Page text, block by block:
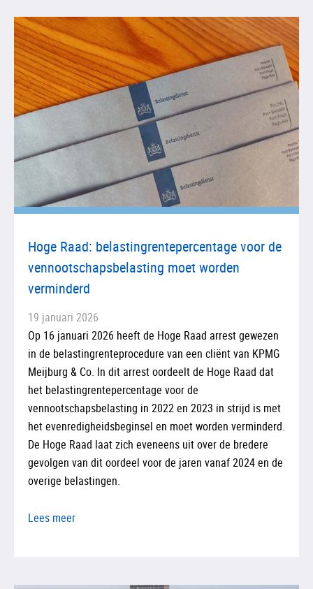
Hoge Raad: belastingrentepercentage voor de
vennootschapsbelasting moet worden
verminderd
19 januari 2026
Op 16 januari 2026 heeft de Hoge Raad arrest gewezen
in de belastingrenteprocedure van een cliënt van KPMG
Meijburg & Co. In dit arrest oordeelt de Hoge Raad dat
het belastingrentepercentage voor de
vennootschapsbelasting in 2022 en 2023 in strijd is met
het evenredigheidsbeginsel en moet worden verminderd.
De Hoge Raad laat zich eveneens uit over de bredere
gevolgen van dit oordeel voor de jaren vanaf 2024 en de
overige belastingen.
Lees meer